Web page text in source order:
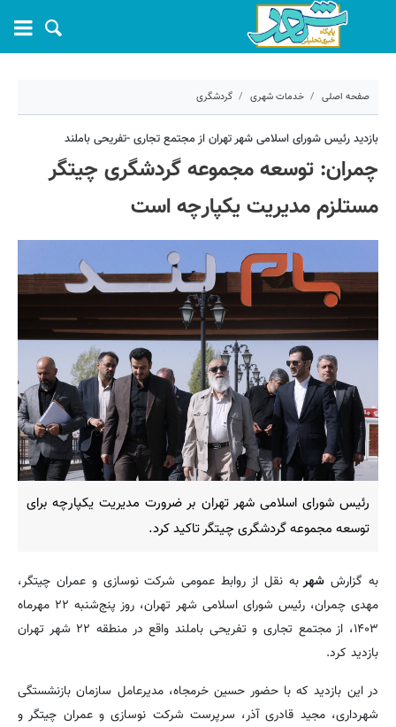
صفحه اصلی خدمات شهری گردشگری
۲۴ شهریور ۱۴۰۳ - ۱۱:۳۲
کد مطلب:59698
بازدید رئیس شورای اسلامی شهر تهران از مجتمع تجاری -تفریحی باملند
چمران: توسعه مجموعه گردشگری چیتگر
مستلزم مدیریت یکپارچه است
رئیس شورای اسلامی شهر تهران بر ضرورت مدیریت یکپارچه برای
توسعه مجموعه گردشگری چیتگر تاکید کرد.
به گزارش شهربه نقل از روابط عمومی شرکت نوسازی و عمران چیتگر،
مهدی چمران، رئیس شورای اسلامی شهر تهران، روز پنج‌شنبه ۲۲ مهرماه
۱۴۰۳، از مجتمع تجاری و تفریحی باملند واقع در منطقه ۲۲ شهر تهران
بازدید کرد.
در این بازدید که با حضور حسین خرمجاه، مدیرعامل سازمان بازنشستگی
شهرداری، مجید قادری آذر، سرپرست شرکت نوسازی و عمران چیتگر و